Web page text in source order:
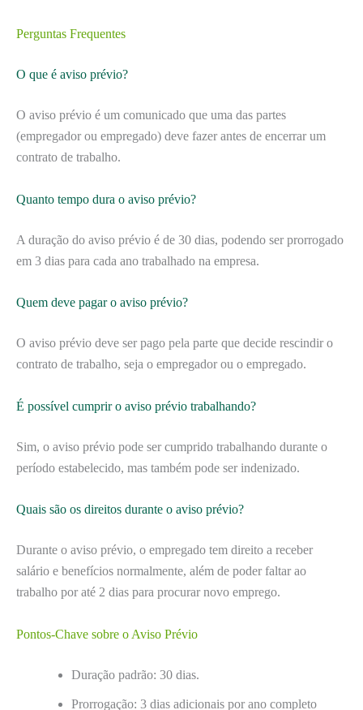
Perguntas Frequentes
O que é aviso prévio?
O aviso prévio é um comunicado que uma das partes
(empregador ou empregado) deve fazer antes de encerrar um
contrato de trabalho.
Quanto tempo dura o aviso prévio?
A duração do aviso prévio é de 30 dias, podendo ser prorrogado
em 3 dias para cada ano trabalhado na empresa.
Quem deve pagar o aviso prévio?
O aviso prévio deve ser pago pela parte que decide rescindir o
contrato de trabalho, seja o empregador ou o empregado.
É possível cumprir o aviso prévio trabalhando?
Sim, o aviso prévio pode ser cumprido trabalhando durante o
período estabelecido, mas também pode ser indenizado.
Quais são os direitos durante o aviso prévio?
Durante o aviso prévio, o empregado tem direito a receber
salário e benefícios normalmente, além de poder faltar ao
trabalho por até 2 dias para procurar novo emprego.
Pontos-Chave sobre o Aviso Prévio
Duração padrão: 30 dias.
Prorrogação: 3 dias adicionais por ano completo